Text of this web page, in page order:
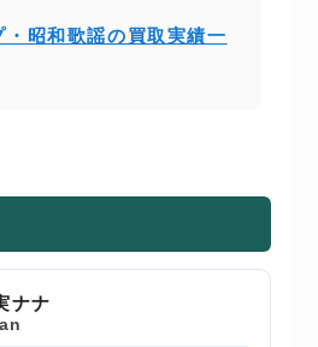
・昭和歌謡の買取実績一
ナナ